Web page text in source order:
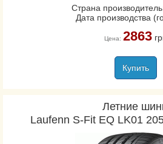
Страна
Дата производства
Цена: 2863
Купить
Летние
Laufenn S-Fit EQ LK01